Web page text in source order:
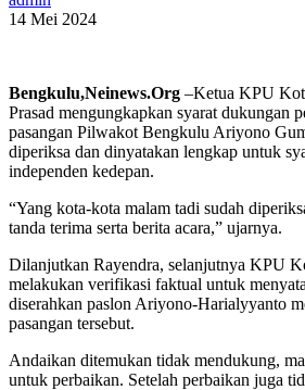
14 Mei 2024
Bengkulu,Neinews.Org –Ketua KPU
Prasad mengungkapkan syarat dukungan
pasangan Pilwakot Bengkulu Ariyono
diperiksa dan dinyatakan lengkap untuk
independen kedepan.
“Yang kota-kota malam tadi sudah
tanda terima serta berita acara,” ujarnya.
Dilanjutkan Rayendra, selanjutnya KPU
melakukan verifikasi faktual untuk
diserahkan paslon Ariyono-Harialyyanto
pasangan tersebut.
Andaikan ditemukan tidak mendukung,
untuk perbaikan. Setelah perbaikan juga